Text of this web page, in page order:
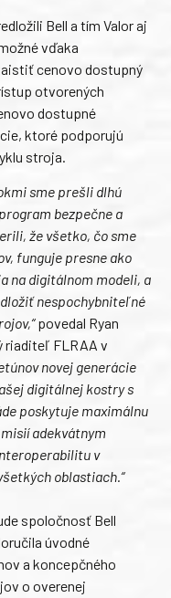
Bell a tím Valor aj
vďaka
cenovo dostupný
otvorených
dostupné
ktoré podporujú
stroja.
sme prešli dlhú
bezpečne a
že všetko, čo sme
funguje presne ako
na digitálnom modeli, a
nespochybniteľné
povedal Ryan
riaditeľ FLRAA v
novej generácie
digitálnej kostry s
poskytuje maximálnu
adekvátnym
v
oblastiach.“
spoločnosť Bell
úvodné
a koncepčného
o overenej